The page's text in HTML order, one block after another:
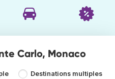
Carlo, Monaco
Destinations multiples